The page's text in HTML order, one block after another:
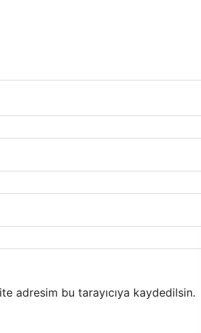
adresim bu tarayıcıya kaydedilsin.